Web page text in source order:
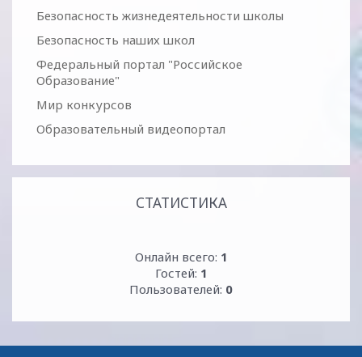
Безопасность жизнедеятельности школы
Безопасность наших школ
Федеральный портал "Российское
Образование"
Мир конкурсов
Образовательный видеопортал
СТАТИСТИКА
Онлайн всего: 1
Гостей: 1
Пользователей: 0